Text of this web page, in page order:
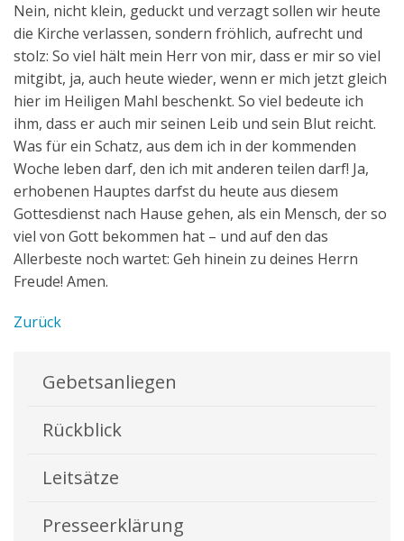
Nein, nicht klein, geduckt und verzagt sollen wir heute
die Kirche verlassen, sondern fröhlich, aufrecht und
stolz: So viel hält mein Herr von mir, dass er mir so viel
mitgibt, ja, auch heute wieder, wenn er mich jetzt gleich
hier im Heiligen Mahl beschenkt. So viel bedeute ich
ihm, dass er auch mir seinen Leib und sein Blut reicht.
Was für ein Schatz, aus dem ich in der kommenden
Woche leben darf, den ich mit anderen teilen darf! Ja,
erhobenen Hauptes darfst du heute aus diesem
Gottesdienst nach Hause gehen, als ein Mensch, der so
viel von Gott bekommen hat – und auf den das
Allerbeste noch wartet: Geh hinein zu deines Herrn
Freude! Amen.
Zurück
Gebetsanliegen
Rückblick
Leitsätze
Presseerklärung